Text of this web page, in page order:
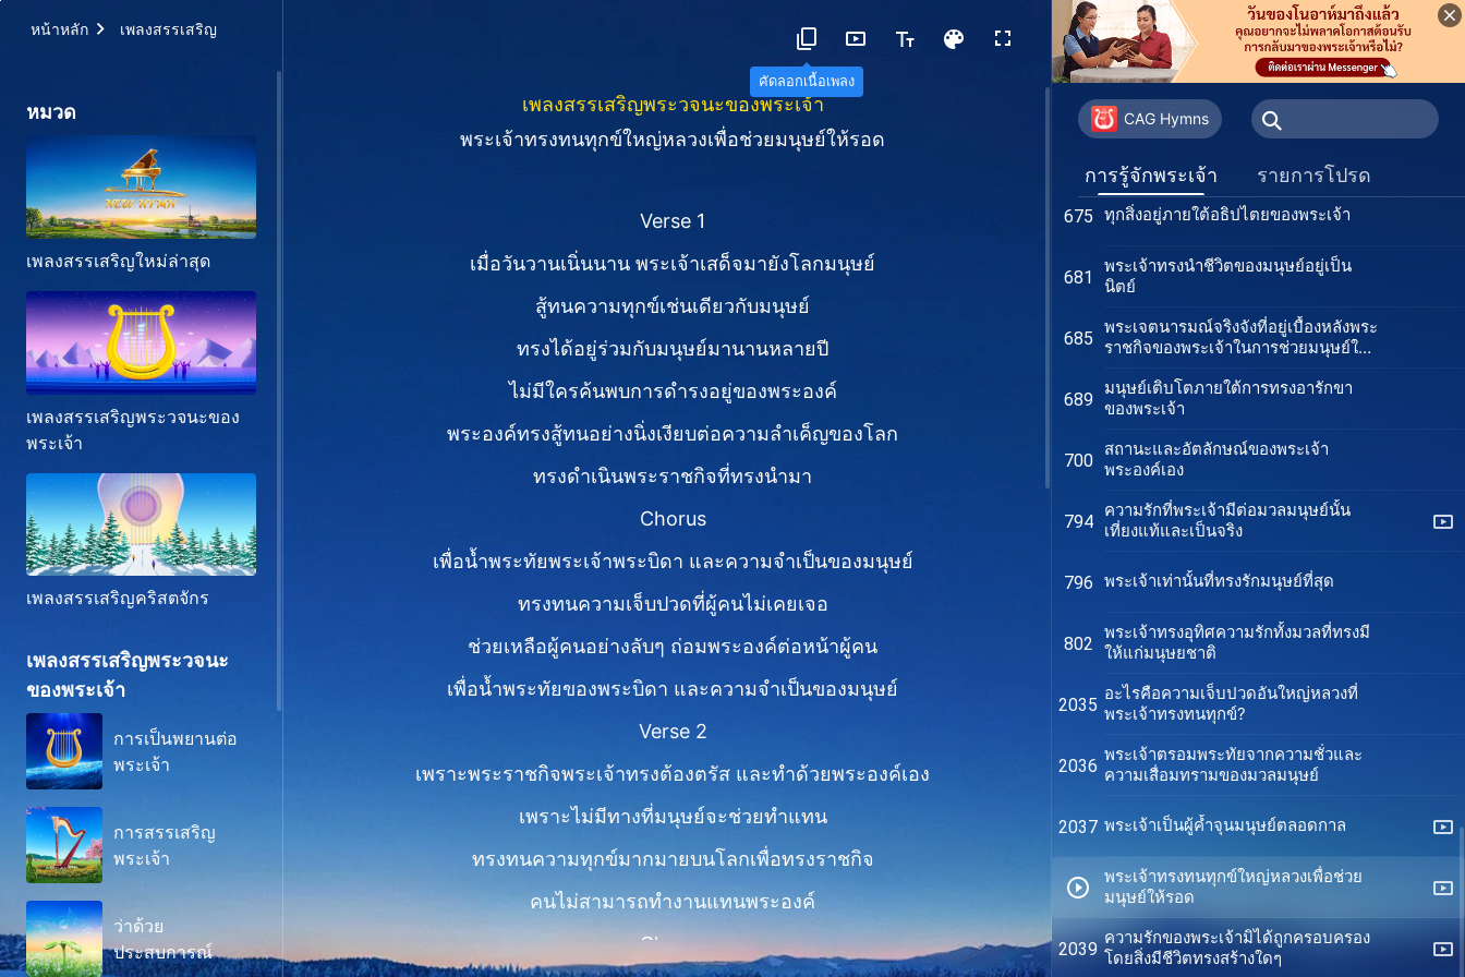
หน้าหลัก เพลงสรรเสริญ
คัดลอกเนื้อเพลง
หมวด
เพลงสรรเสริญใหม่ล่าสุด
เพลงสรรเสริญพระวจนะของ
พระเจ้า
เพลงสรรเสริญคริสตจักร
เพลงสรรเสริญพระวจนะ
ของพระเจ้า
การเป็นพยานต่อ
พระเจ้า
การสรรเสริญ
พระเจ้า
ว่าด้วย
ประสบการณ์
เพลงสรรเสริญพระวจนะของพระเจ้า
พระเจ้าทรงทนทุกข์ใหญ่หลวงเพื่อช่วยมนุษย์ให้รอด
Verse 1
เมื่อวันวานเนิ่นนาน พระเจ้าเสด็จมายังโลกมนุษย์
สู้ทนความทุกข์เช่นเดียวกับมนุษย์
ทรงได้อยู่ร่วมกับมนุษย์มานานหลายปี
ไม่มีใครค้นพบการดำรงอยู่ของพระองค์
พระองค์ทรงสู้ทนอย่างนิ่งเงียบต่อความลำเค็ญของโลก
ทรงดำเนินพระราชกิจที่ทรงนำมา
Chorus
เพื่อน้ำพระทัยพระเจ้าพระบิดา และความจำเป็นของมนุษย์
ทรงทนความเจ็บปวดที่ผู้คนไม่เคยเจอ
ช่วยเหลือผู้คนอย่างลับๆ ถ่อมพระองค์ต่อหน้าผู้คน
เพื่อน้ำพระทัยของพระบิดา และความจำเป็นของมนุษย์
Verse 2
เพราะพระราชกิจพระเจ้าทรงต้องตรัส และทำด้วยพระองค์เอง
เพราะไม่มีทางที่มนุษย์จะช่วยทำแทน
ทรงทนความทุกข์มากมายบนโลกเพื่อทรงราชกิจ
คนไม่สามารถทำงานแทนพระองค์
Chorus
CAG Hymns
การรู้จักพระเจ้า รายการโปรด
662
ชีวิตของมนุษย์นั้นอยู่ภายใต้อธิปไตย
ของพระเจ้าทั้งสิ้น
การรวมตัวกันอย่างแท้จริงของสิทธิ
อำนาจของพระผู้สร้าง
675 ทุกสิ่งอยู่ภายใต้อธิปไตยของพระเจ้า
681
พระเจ้าทรงนำชีวิตของมนุษย์อยู่เป็น
นิตย์
685
พระเจตนารมณ์จริงจังที่อยู่เบื้องหลังพระ
ราชกิจของพระเจ้าในการช่วยมนุษย์ให้
689
มนุษย์เติบโตภายใต้การทรงอารักขา
ของพระเจ้า
700
สถานะและอัตลักษณ์ของพระเจ้า
พระองค์เอง
794
ความรักที่พระเจ้ามีต่อมวลมนุษย์นั้น
เที่ยงแท้และเป็นจริง
796 พระเจ้าเท่านั้นที่ทรงรักมนุษย์ที่สุด
802
พระเจ้าทรงอุทิศความรักทั้งมวลที่ทรงมี
ให้แก่มนุษยชาติ
2035
อะไรคือความเจ็บปวดอันใหญ่หลวงที่
พระเจ้าทรงทนทุกข์?
2036
พระเจ้าตรอมพระทัยจากความชั่วและ
ความเสื่อมทรามของมวลมนุษย์
2037 พระเจ้าเป็นผู้ค้ำจุนมนุษย์ตลอดกาล
พระเจ้าทรงทนทุกข์ใหญ่หลวงเพื่อช่วย
มนุษย์ให้รอด
2039
ความรักของพระเจ้ามิได้ถูกครอบครอง
โดยสิ่งมีชีวิตทรงสร้างใดๆ